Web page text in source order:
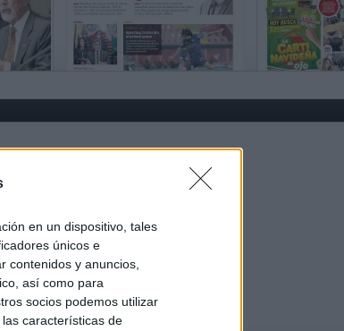
en un dispositivo, tales
únicos e
contenidos y anuncios,
así como para
socios podemos utilizar
características de